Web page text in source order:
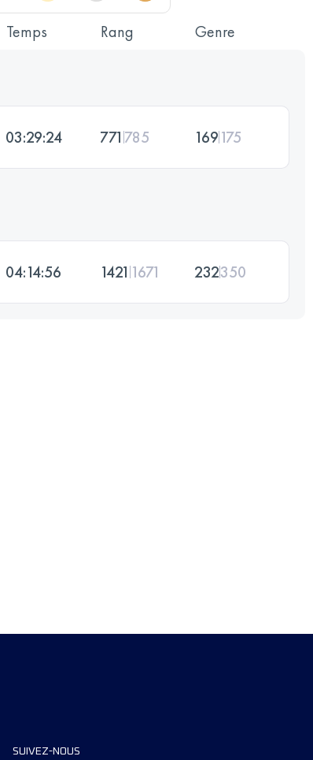
Temps Rang Genre
03:29:24 771 785 169175
04:14:56 1421 1671 232350
SUIVEZ-NOUS